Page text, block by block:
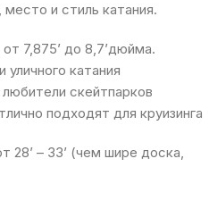
и стиль катания.
7,875’ до 8,7’дюйма.
катания
скейтпарков
подходят для круизинга
28’ – 33’ (чем шире доска,